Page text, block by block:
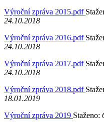
Výroční zpráva 2015.pdf
24.10.2018
Výroční zpráva 2016.pdf
24.10.2018
Výroční zpráva 2017.pdf
24.10.2018
Výroční zpráva 2018.pdf
18.01.2019
Výroční zpráva 2019 Staženo: